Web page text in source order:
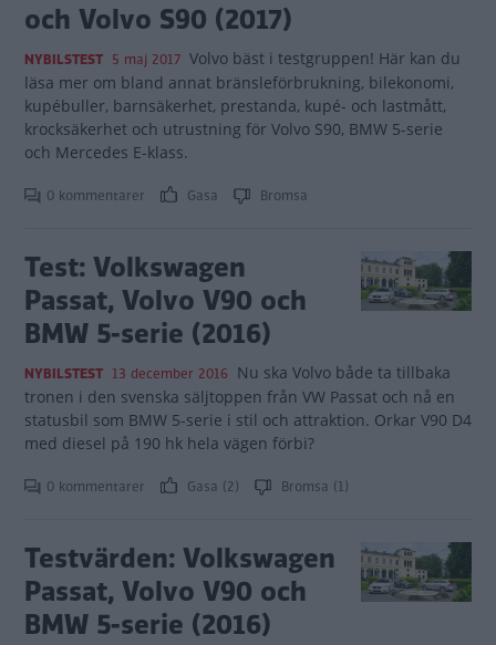
och Volvo S90 (2017)
NYBILSTEST 5 maj 2017 Volvo bäst i testgruppen! Här kan du
läsa mer om bland annat bränsleförbrukning, bilekonomi,
kupébuller, barnsäkerhet, prestanda, kupé- och lastmått,
krocksäkerhet och utrustning för Volvo S90, BMW 5-serie
och Mercedes E-klass.
0 kommentarer Gasa Bromsa
Test: Volkswagen
Passat, Volvo V90 och
BMW 5-serie (2016)
NYBILSTEST 13 december 2016 Nu ska Volvo både ta tillbaka
tronen i den svenska säljtoppen från VW Passat och nå en
statusbil som BMW 5-serie i stil och attraktion. Orkar V90 D4
med diesel på 190 hk hela vägen förbi?
0 kommentarer Gasa (2) Bromsa (1)
Testvärden: Volkswagen
Passat, Volvo V90 och
BMW 5-serie (2016)